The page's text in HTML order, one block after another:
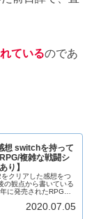
ているのであ
想 switchを持って
複雑な戦闘シ
り】
クリアした感想をつ
の観点から書いている
に発売されたRPG
2020.07.05